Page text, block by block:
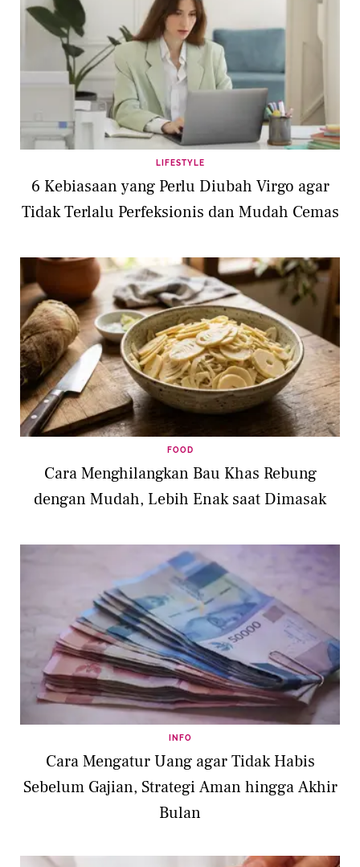
LIFESTYLE
6 Kebiasaan yang Perlu Diubah Virgo agar
Tidak Terlalu Perfeksionis dan Mudah Cemas
FOOD
Cara Menghilangkan Bau Khas Rebung
dengan Mudah, Lebih Enak saat Dimasak
INFO
Cara Mengatur Uang agar Tidak Habis
Sebelum Gajian, Strategi Aman hingga Akhir
Bulan